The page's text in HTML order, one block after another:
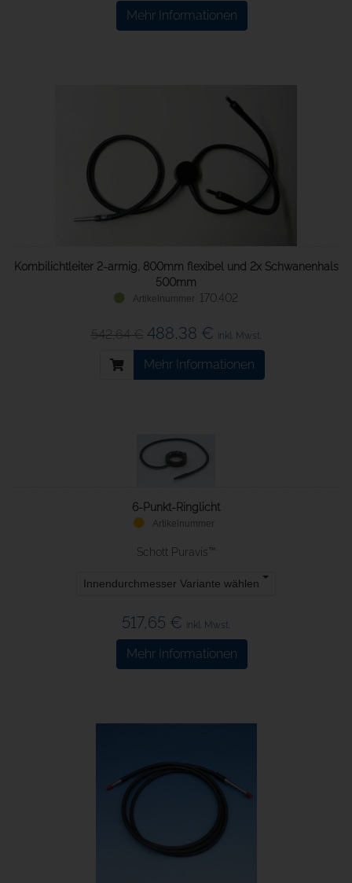
Mehr Informationen
Kombilichtleiter 2-armig, 800mm flexibel und 2x Schwanenhals
500mm
170.402
542,64 € 488,38 € inkl. Mwst.
Mehr Informationen
6-Punkt-Ringlicht
Schott Puravis™
Innendurchmesser Variante wählen
517,65 € inkl. Mwst.
Mehr Informationen